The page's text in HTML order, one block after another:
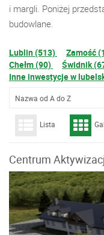
i margli. Poniżej
budowlane.
Lublin (513) Zamość
Chełm (90)
Świdnik
Inne inwestycje w
Nazwa od A do Z
Lista
Centrum